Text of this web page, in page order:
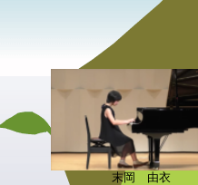
末岡 由衣